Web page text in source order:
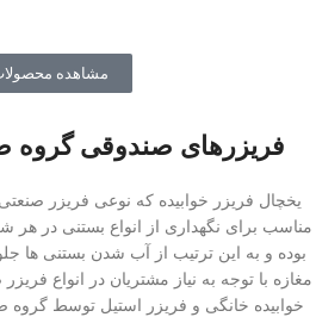
مشاهده
فریزرهای صندوقی گروه
یخچال فریزر خوابیده که نوعی فریزر
مناسب برای نگهداری از انواع بستنی در
بوده و به این ترتیب از آب شدن بستنی ها
مغازه با توجه به نیاز مشتریان در انواع
خوابیده خانگی و فریزر استیل توسط